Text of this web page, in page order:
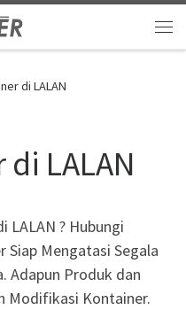
di LALAN
LALAN
LALAN ? Hubungi
Siap Mengatasi Segala
Adapun Produk dan
Modifikasi Kontainer.